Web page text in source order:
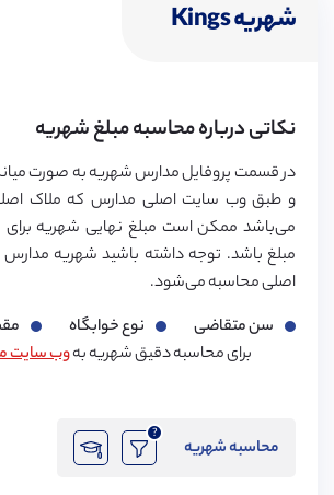
شهریه Kings
نکاتی درباره محاسبه مبلغ شهریه
در قسمت پروفایل مدارس شهریه به صورت
و طبق وب سایت اصلی مدارس که ملاک
می‌باشد ممکن است مبلغ نهایی شهریه برای
اصلی محاسبه می‌شود.
سن متقاضی
نوع خوابگاه
برای محاسبه دقیق شهریه بهوب سایت
محاسبه شهریه
?